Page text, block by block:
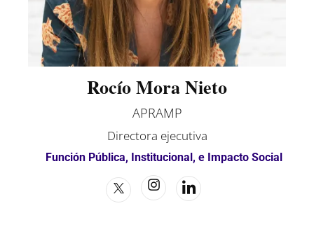
Rocío Mora Nieto
APRAMP
Directora ejecutiva
Función Pública, Institucional, e Impacto Social